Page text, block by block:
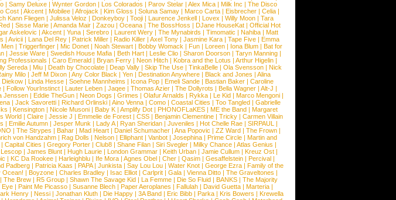
| Samy Deluxe | Wynter Gordon | Los Colorados | Parov Stelar | Alex Mica | Milk Inc | The Disco
Cost | Akcent | Mobilee | Afrojack | Kim Gloss | Soluna Samay | Marco Carta | Eisbrecher | Celia |
Kann Fliegen| Julissa Veloz | Donkeyboy| Tooji| Laurence Jenkell| Lovex | Willy Moon| Tara
| Sisse Marie| Amanda Mair| Zazou| Oceana| The BossHoss | DJane HouseKat| Official Hot
Askelovic | Akcent | Yuna | Serebro | Laurent Wery | The Mynabirds | Timomatic | Nahiba | Matt
| Avicii | Lana Del Rey | Patrick Miller | Radio Killer | Axel Tony | Jasmine Kara | Tape Five | Emma
| Triggerfinger| Mic Donet| Noah Stewart| Bobby Womack | Fun| Loreen| Iona Blum| Bat for
| Jessie Ware| Swedish House Mafia| Beth Hart| Leslie Clio| Sharon Doorson| Taryn Manning|
Professionals | Caro Emerald | Bryan Ferry | Neon Hitch | Kobra and the Lotus | Arthur Higelin |
Sereda | Miu | Death by Chocolate | Deap Vally | Skip The Use | TinkaBelle | Ola Svensson | Nick
Milo| Jeff M Dixon| Any Color Black | Yen| Destination Anywhere| Black and Jones | Alina
Diekow| Linda Hesse| Soehne Mannheims | Icona Pop| Emeli Sande| Bastian Baker| Caroline
| Follow YourInstinct| Lauter Leben| Jaqee| Thomas Azier| The Dollyrots | Bella Wagner| Alt-J |
Jenssen | Eddie TheGun | Neon Dogs | Grimes | Olafur Arnalds | Rykka | Le Kid | Marco Mengoni |
| Jack Savoretti| Richard Orlinski| Aino Venna| Como| Coastal Cities | Too Tangled| Gabrielle
| Kensington | Nicole Musoni | Baby K | Amplify Dot | PHONOFLaKES | ME the Band | Margaret
World| Claire| Jessie J | Emmelie de Forest| CSS| Benjamin Clementine| Tricky| Carmen Villain
| Emilie Autumn| Jesper Munk | Lady A| Ryan Sheridan| Juveniles | Hot Chelle Rae| SIRPAUL
|
| The Strypes | Bahar | Mad Heart | Daniel Schumacher | Ana Popovic | ZZ Ward | The Frown |
von Handzahm | Rag Dolls | Nelson | Elliphant | Vanbot | Josephina | Prime Circle | Martin and
| Capital Cities | Gregory Porter | Club8 | Shane Filan | Siri Svegler | Milky Chance | Atlas Genius |
Lescop | James Blunt | Hugh Laurie | London Grammar | Keith Urban | Jamie Cullum | Kreuz Ost |
| KC Da Rookee | Harleighblu | Ife Mora | Agnes Obel | Cher | Qasim | Gesaffelstein | Percival |
Padberg | Patricia Kaas | PAPA| Junkista | Say Lou Lou | Water Knot | George Ezra | Family of the
Ocean! | Boyzone| Charles Bradley| Isac Elliot| Carlprit| Gala| Vienna Ditto| The Graveltones |
| The Brew | R5 Group | Shawn The Savage Kid | La Femme | Die So Fluid | BANKS | The Majority
Eye | Paint Me Picasso | Susanne Blech | Paper Aeroplanes | Fallulah | David Guetta | Marteria |
Henry| Nessi| Jonathan Kluth| Die Happy| 3A Band| Eric Bibb| Parka| Kris Bowers | Krewella